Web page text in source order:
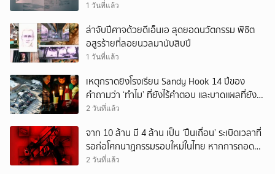
1 วันที่แล้ว
ล่าจับปีศาจด้วยดีเอ็นเอ สุดยอดนวัตกรรม พิชิต
อสูรร้ายที่ลอยนวลมานับสิบปี
1 วันที่แล้ว
เหตุกราดยิงโรงเรียน Sandy Hook 14 ปีของ
คำถามว่า ‘ทำไม’ ที่ยังไร้คำตอบ และบาดแผลที่ยัง
ทวงความรับผิดชอบไม่จบ
2 วันที่แล้ว
จาก 10 ล้าน มี 4 ล้าน เป็น ‘ปืนเถื่อน’ ระเบิดเวลาที่
รอก่อโศกนาฏกรรมรอบใหม่ในไทย หากการถอดบท
เรียนของรัฐเป็นเพียง ‘ลมปาก’
2 วันที่แล้ว